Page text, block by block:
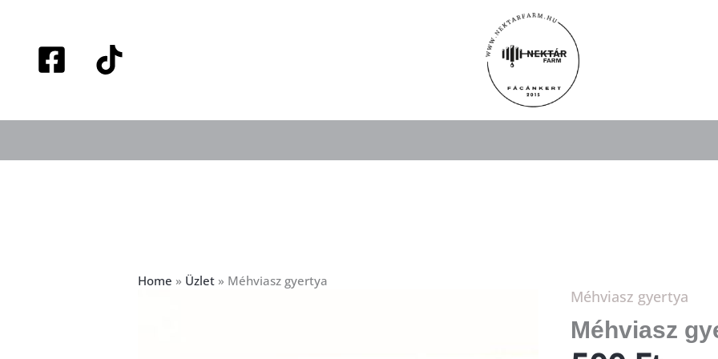
Home » Üzlet » Méhviasz gyertya
Méhviasz gyertya
Méhviasz
Méhviasz
mennyiség